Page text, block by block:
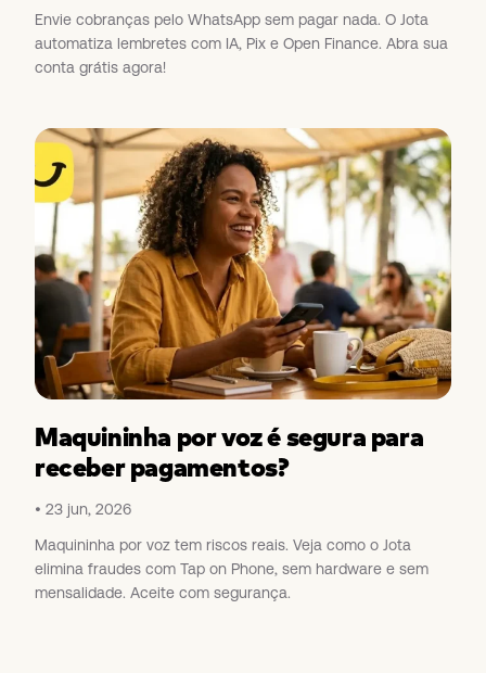
Envie cobranças pelo WhatsApp sem pagar nada. O Jota
automatiza lembretes com IA, Pix e Open Finance. Abra sua
conta grátis agora!
Maquininha por voz é segura para
receber pagamentos?
23 jun, 2026
Maquininha por voz tem riscos reais. Veja como o Jota
elimina fraudes com Tap on Phone, sem hardware e sem
mensalidade. Aceite com segurança.